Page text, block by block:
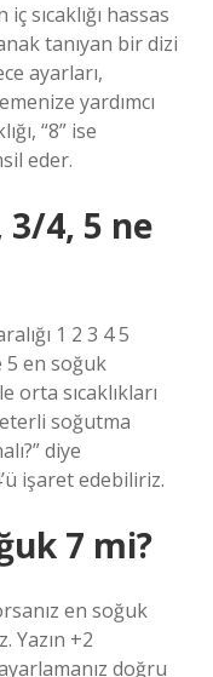
sıcaklığı hassas
tanıyan bir dizi
ayarları,
yardımcı
“8” ise
eder.
3/4, 5 ne
1 2 3 4 5
5 en soğuk
orta sıcaklıkları
soğutma
diye
işaret edebiliriz.
7 mi?
en soğuk
Yazın +2
doğru